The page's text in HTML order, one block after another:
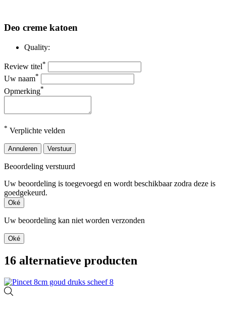
Deo creme katoen
Quality:
Review titel*
Uw naam*
Opmerking*
* Verplichte velden
Annuleren Verstuur
Beoordeling verstuurd
Uw beoordeling is toegevoegd en wordt beschikbaar zodra deze is
goedgekeurd.
Oké
Uw beoordeling kan niet worden verzonden
Oké
16 alternatieve producten